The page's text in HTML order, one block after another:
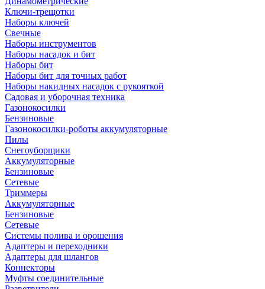
Ключи-трещотки
Наборы ключей
Свечные
Наборы инструментов
Наборы насадок и бит
Наборы бит
Наборы бит для точных работ
Наборы накидных насадок с рукояткой
Садовая и уборочная техника
Газонокосилки
Бензиновые
Газонокосилки-роботы аккумуляторные
Пилы
Снегоуборщики
Аккумуляторные
Бензиновые
Сетевые
Триммеры
Аккумуляторные
Бензиновые
Сетевые
Системы полива и орошения
Адаптеры и переходники
Адаптеры для шлангов
Коннекторы
Муфты соединительные